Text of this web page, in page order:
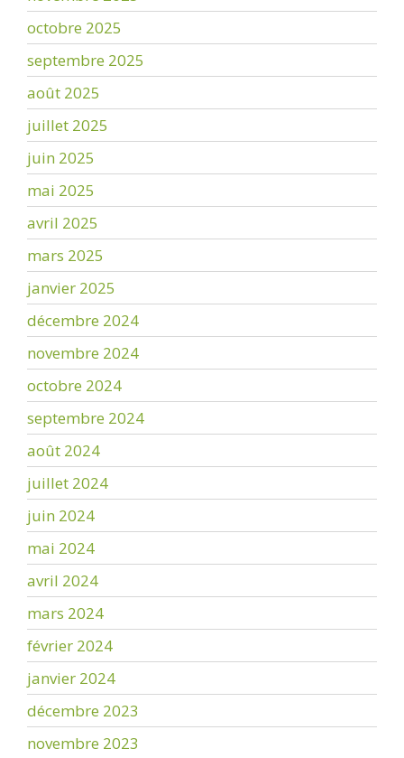
octobre 2025
septembre 2025
août 2025
juillet 2025
juin 2025
mai 2025
avril 2025
mars 2025
janvier 2025
décembre 2024
novembre 2024
octobre 2024
septembre 2024
août 2024
juillet 2024
juin 2024
mai 2024
avril 2024
mars 2024
février 2024
janvier 2024
décembre 2023
novembre 2023